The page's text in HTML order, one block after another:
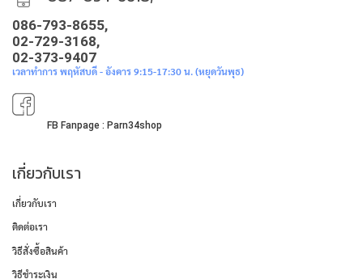
086-793-8655,
02-729-3168,
02-373-9407
เวลาทำการ พฤหัสบดี - อังคาร 9:15-17:30 น. (หยุดวันพุธ)
FB Fanpage : Parn34shop
เกี่ยวกับเรา
เกี่ยวกับเรา
ติดต่อเรา
วิธีสั่งซื้อสินค้า
วิธีชำระเงิน